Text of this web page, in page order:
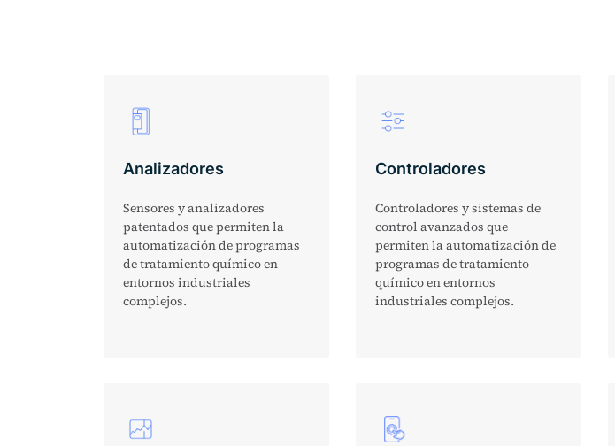
Analizadores
Sensores y analizadores
patentados que permiten la
automatización de programas
de tratamiento químico en
entornos industriales
complejos.
Controladores
Controladores y sistemas de
control avanzados que
permiten la automatización de
programas de tratamiento
químico en entornos
industriales complejos.